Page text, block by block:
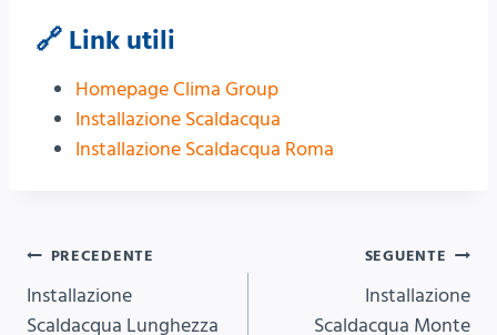
🔗 Link utili
Homepage Clima Group
Installazione Scaldacqua
Installazione Scaldacqua Roma
Navigazione
articoli
PRECEDENTE
Installazione
Scaldacqua Lunghezza
SEGUENTE
Installazione
Scaldacqua Monte